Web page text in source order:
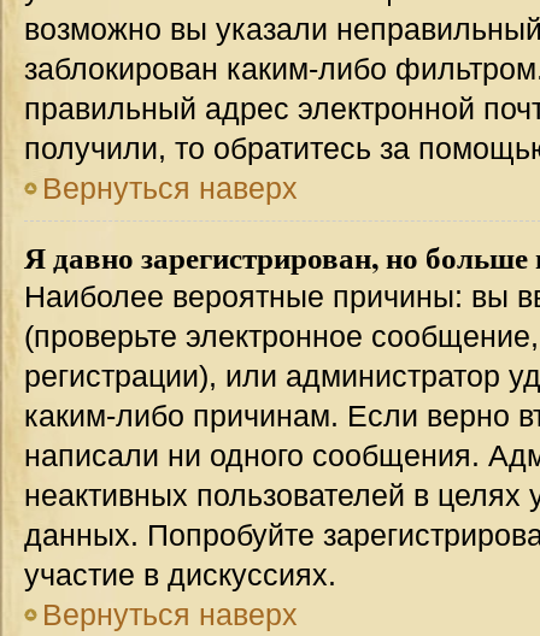
возможно вы указали
заблокирован каким-либо
правильный адрес электронной
получили, то обратитесь за
Вернуться наверх
Я давно зарегистрирован, но
Наиболее вероятные причины: вы
(проверьте электронное
регистрации), или администратор
каким-либо причинам. Если верно
написали ни одного сообщения.
неактивных пользователей в
данных. Попробуйте
участие в дискуссиях.
Вернуться наверх